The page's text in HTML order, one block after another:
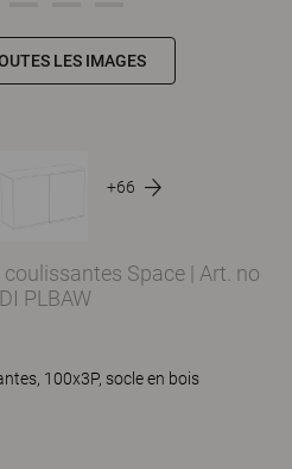
LES IMAGES
+66
Space | Art. no
PLBAW
100x3P, socle en bois